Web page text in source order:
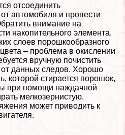
отсоединить
автомобиля и провести
внимание на
накопительного элемента.
слоев порошкообразного
– проблема в окислении
вручную почистить
данных следов. Хорошо
которой стирается порошок,
при помощи наждачной
мелкозернистую.
может приводить к